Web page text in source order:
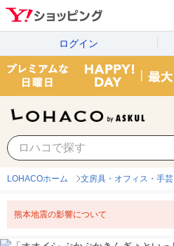
ログイン
LOHACOホーム 文房具・オフィス・手芸
熊本地震の影響について